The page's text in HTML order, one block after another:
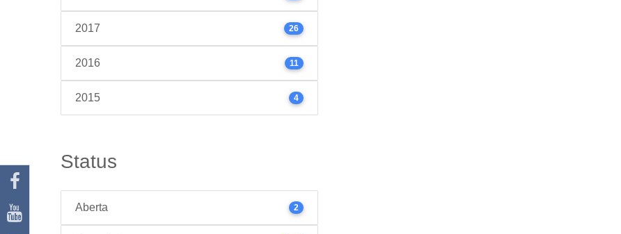
2017 26
2016 11
2015 4
Status
Aberta 2